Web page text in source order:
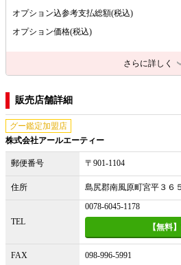
オプション込参考支払総額(税込)
オプション価格(税込)
さらに詳しく
販売店舗詳細
グー鑑定加盟店
株式会社アールエーティー
郵便番号 〒901-1104
住所 島尻郡南風原町宮平３６
TEL
0078-6045-1178
【無料
FAX 098-996-5991